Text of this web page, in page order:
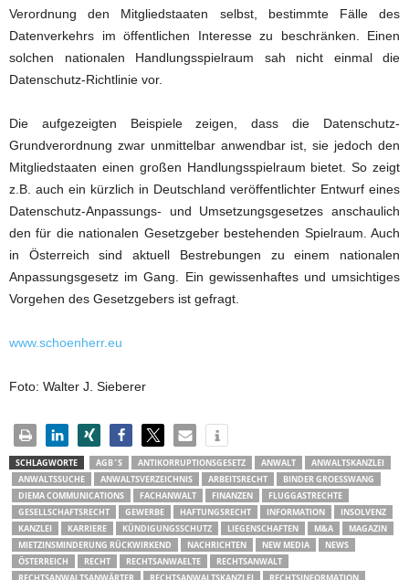
Verordnung den Mitgliedstaaten selbst, bestimmte Fälle des
Datenverkehrs im öffentlichen Interesse zu beschränken. Einen
solchen nationalen Handlungsspielraum sah nicht einmal die
Datenschutz-Richtlinie vor.
Die aufgezeigten Beispiele zeigen, dass die Datenschutz-
Grundverordnung zwar unmittelbar anwendbar ist, sie jedoch den
Mitgliedstaaten einen großen Handlungsspielraum bietet. So zeigt
z.B. auch ein kürzlich in Deutschland veröffentlichter Entwurf eines
Datenschutz-Anpassungs- und Umsetzungsgesetzes anschaulich
den für die nationalen Gesetzgeber bestehenden Spielraum. Auch
in Österreich sind aktuell Bestrebungen zu einem nationalen
Anpassungsgesetz im Gang. Ein gewissenhaftes und umsichtiges
Vorgehen des Gesetzgebers ist gefragt.
www.schoenherr.eu
Foto: Walter J. Sieberer
SCHLAGWORTE AGB´S ANTIKORRUPTIONSGESETZ ANWALT
ANWALTSKANZLEI
ANWALTSSUCHE
ANWALTSVERZEICHNIS ARBEITSRECHT
BINDER GROESSWANG
DIEMA COMMUNICATIONS
FACHANWALT FINANZEN
FLUGGASTRECHTE
GESELLSCHAFTSRECHT
GEWERBE HAFTUNGSRECHT INFORMATION
INSOLVENZ
KANZLEI
KARRIERE KÜNDIGUNGSSCHUTZ LIEGENSCHAFTEN M&A
MAGAZIN
MIETZINSMINDERUNG RÜCKWIRKEND
NACHRICHTEN NEW MEDIA
NEWS
ÖSTERREICH
RECHT RECHTSANWAELTE
RECHTSANWALT